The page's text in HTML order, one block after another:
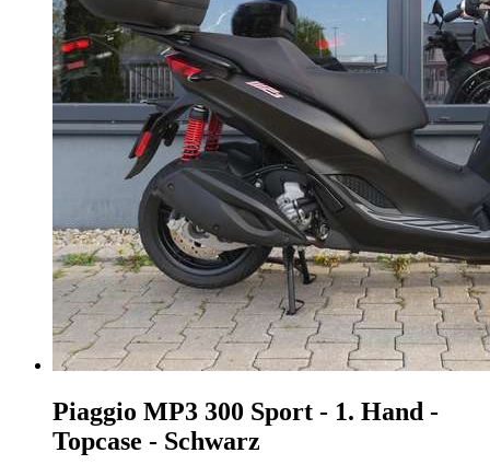
Piaggio MP3 300 Sport - 1. Hand -
Topcase - Schwarz